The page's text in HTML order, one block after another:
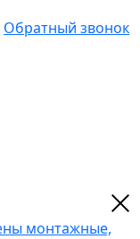
Обратный звонок
монтажные,